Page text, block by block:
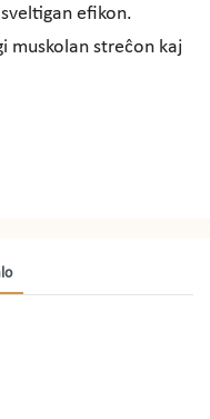
efikon.
muskolan streĉon kaj